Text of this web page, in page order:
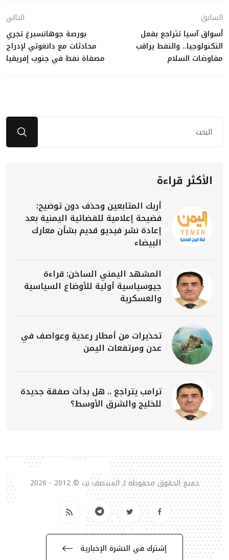
السابق
أسواق آسيا تتراجع بفعل
التكنولوجيا.. والنفط يراقب
مفاوضات السلام
التالي
بورصة جوهانسبرغ تجري
محادثات مع دانغوتي لإدراج
مصفاة نفط في جنوب إفريقيا
الأكثر قراءة
أربك المتابعين وحذف دون توضيح:
فضيحة إعلامية للفضائية اليمنية بعد
إعادة نشر فيديو قديم بشأن معارك
البيضاء
المشهد اليمني الساخن: قراءة
جيوسياسية أولية للأوضاع السياسية
والعسكرية
تحذيرات من أمطار رعدية وعواصف في
عدن ومرتفعات اليمن
ترامب يتراجع .. هل بدأت صفقة جديدة
للخليج والشرق الأوسط؟
جميع الحقوق محفوظة لـ المنتصف نت © 2012 - 2026
إشترك في النشرة الإخبارية